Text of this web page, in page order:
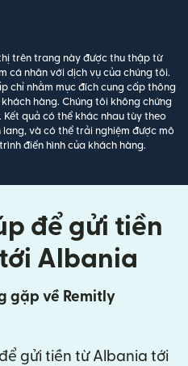
trên trang này được thu thập từ
cá nhân với dịch vụ của chúng tôi.
chỉ nhằm mục đích cung cấp thông
hàng. Chúng tôi không chứng
quả có thể khác nhau tùy theo
và có thể trải nghiệm được mô
điển hình của khách hàng.
để gửi tiền
Albania
gặp về Remitly
gửi tiền từ Albania tới